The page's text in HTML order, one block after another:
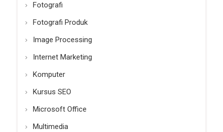
Fotografi
Fotografi Produk
Image Processing
Internet Marketing
Komputer
Kursus SEO
Microsoft Office
Multimedia